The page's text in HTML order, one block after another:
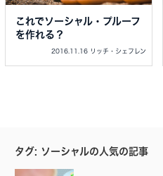
これでソーシャル・プルーフ
を作れる？
2016.11.16 リッチ・シェフレン
タグ: ソーシャルの人気の記事